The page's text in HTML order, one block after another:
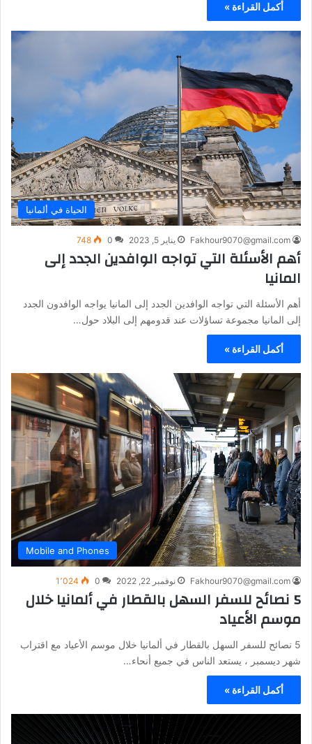
أكمل القراءة »
الحياة في ألمانيا
Fakhour9070@gmail.com يناير 5, 2023 0
748
أهم الأسئلة التي تواجه الوافدين الجدد إلى
المانيا
أهم الأسئلة التي تواجه الوافدين الجدد إلى المانيا يواجه الوافدون الجدد
إلى المانيا مجموعة تساؤلات عند قدومهم إلى البلاد حول…
أكمل القراءة »
Mobile and Phones
Fakhour9070@gmail.com نوفمبر 22, 2022 0 1٬024
5 نصائح للسفر السهل بالقطار في ألمانيا خلال
موسم الأعياد
5 نصائح للسفر السهل بالقطار في ألمانيا خلال موسم الأعياد مع اقتراب
شهر ديسمبر ، يستعد الناس في جميع أنحاء…
أكمل القراءة »